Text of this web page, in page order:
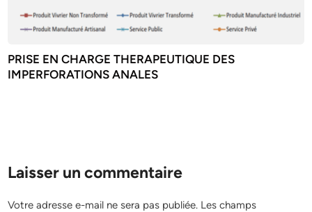
PRISE EN CHARGE THERAPEUTIQUE DES
IMPERFORATIONS ANALES
Laisser un commentaire
Votre adresse e-mail ne sera pas publiée. Les champs